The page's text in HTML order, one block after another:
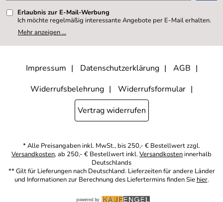
Erlaubnis zur E-Mail-Werbung
Ich möchte regelmäßig interessante Angebote per E-Mail erhalten.
Meine E-Mail-Adresse wird nicht an andere Unternehmen
weitergegeben. Zu statistischen Zwecken wird in anonymer Form
kann ich jederzeit mit Wirkung für die Zukunft widerrufen, indem ich
den Link "Abmelden" am Ende des Newsletters anklicke oder die
Datenschutzerklärung habe ich zur Kenntnis genommen.
Mehr anzeigen ...
Impressum Datenschutzerklärung
AGB
Widerrufsbelehrung
Widerrufsformular
Vertrag widerrufen
* Alle Preisangaben inkl. MwSt., bis 250,- € Bestellwert zzgl.
Versandkosten, ab 250,- € Bestellwert inkl.Versandkosten innerhalb
Deutschlands
** Gilt für Lieferungen nach Deutschland. Lieferzeiten für andere Länder
und Informationen zur Berechnung des Liefertermins finden Sie hier.